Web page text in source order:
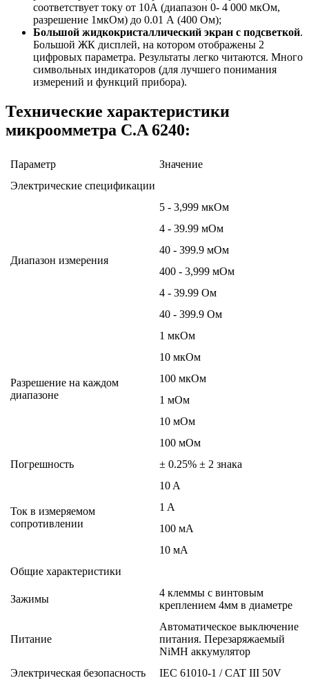
соответствует току от 10А (диапазон 0- 4 000 мкОм,
разрешение 1мкОм) до 0.01 А (400 Ом);
Большой жидкокристаллический экран с подсветкой.
Большой ЖК дисплей, на котором отображены 2
цифровых параметра. Результаты легко читаются. Много
символьных индикаторов (для лучшего понимания
измерений и функций прибора).
Технические характеристики
микроомметра C.A 6240:
Параметр
Значение
Электрические спецификации
Диапазон измерения
5 - 3,999 мкОм
4 - 39.99 мOм
40 - 399.9 мOм
400 - 3,999 мOм
4 - 39.99 Oм
40 - 399.9 Oм
Разрешение на каждом
диапазоне
1 мкOм
10 мкОм
100 мкОм
1 мOм
10 мOм
100 мOм
Погрешность
± 0.25% ± 2 знака
Ток в измеряемом
сопротивлении
10 A
1 A
100 мA
10 мA
Общие характеристики
Зажимы
4 клеммы с винтовым
креплением 4мм в диаметре
Питание
Автоматическое выключение
питания. Перезаряжаемый
NiMH аккумулятор
Электрическая безопасность
IEC 61010-1 / CAT III 50V